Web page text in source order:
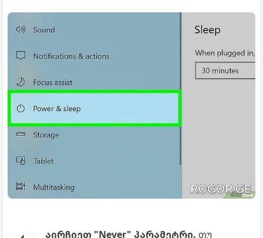
აირჩიეთ "Never" პარამეტრი. თუ